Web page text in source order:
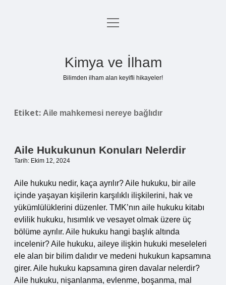
Anasayfa
menüyü
Kimya ve İlham
Bilimden ilham alan keyifli hikayeler!
Etiket: Aile mahkemesi nereye bağlıdır
Aile Hukukunun Konuları Nelerdir
Tarih: Ekim 12, 2024
Aile hukuku nedir, kaça ayrılır? Aile hukuku, bir aile
içinde yaşayan kişilerin karşılıklı ilişkilerini, hak ve
yükümlülüklerini düzenler. TMK’nın aile hukuku kitabı
evlilik hukuku, hısımlık ve vesayet olmak üzere üç
bölüme ayrılır. Aile hukuku hangi başlık altında
incelenir? Aile hukuku, aileye ilişkin hukuki meseleleri
ele alan bir bilim dalıdır ve medeni hukukun kapsamına
girer. Aile hukuku kapsamına giren davalar nelerdir?
Aile hukuku, nişanlanma, evlenme, boşanma, mal